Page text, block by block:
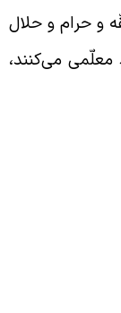
حرام و حلال
می‌کنند،